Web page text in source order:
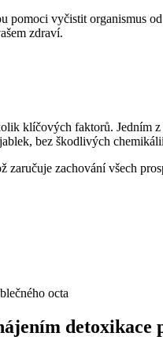
vyčistit organismus
zdraví.
klíčových faktorů.
bez škodlivých
zachování všech
detoxikace